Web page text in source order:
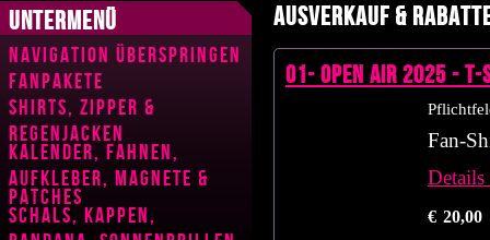
Untermenü
Navigation überspringen
Fanpakete
Shirts, Zipper &
Regenjacken
Kalender, Fahnen,
Aufkleber, Magnete &
Patches
Schals, Kappen,
Ausverkauf &
01- Open Air 2025 -
Fan-
Details
€ 20,00